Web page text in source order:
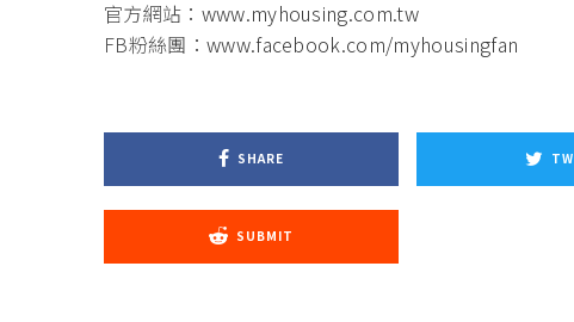
官方網站： www.myhousing.com.tw
FB粉絲團： www.facebook.com/myhousingfan
SHARE
SUBMIT